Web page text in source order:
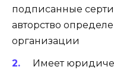
подписанные
авторство
организации
Имеет